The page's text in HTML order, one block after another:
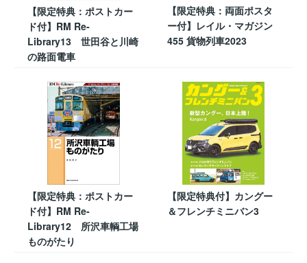
【限定特典：ポストカー
ド付】RM Re-
Library13 世田谷と川崎
の路面電車
【限定特典：両面ポスタ
ー付】レイル・マガジン
455 貨物列車2023
【限定特典：ポストカー
ド付】RM Re-
Library12 所沢車輌工場
ものがたり
【限定特典付】カングー
＆フレンチミニバン3